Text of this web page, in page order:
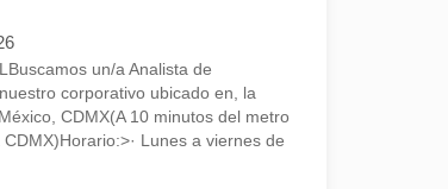
un/a Analista de
corporativo ubicado en, la
CDMX(A 10 minutos del metro
Lunes a viernes de